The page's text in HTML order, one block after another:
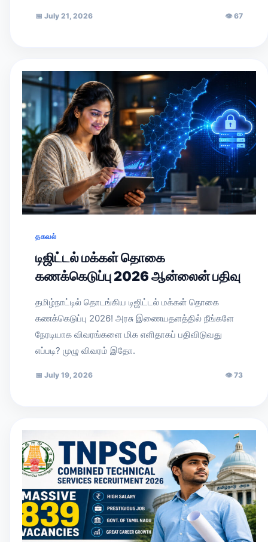
📅 July 21, 2026 👁67
தகவல்
டிஜிட்டல் மக்கள் தொகை
கணக்கெடுப்பு 2026 ஆன்லைன் பதிவு
தமிழ்நாட்டில் தொடங்கிய டிஜிட்டல் மக்கள் தொகை
கணக்கெடுப்பு 2026! அரசு இணையதளத்தில் நீங்களே
நேரடியாக விவரங்களை மிக எளிதாகப் பதிவிடுவது
எப்படி? முழு விவரம் இதோ.
📅 July 19, 2026 👁73